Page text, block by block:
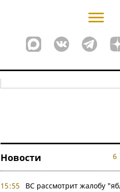
Новости 6
15:55
ВС рассмотрит жалобу